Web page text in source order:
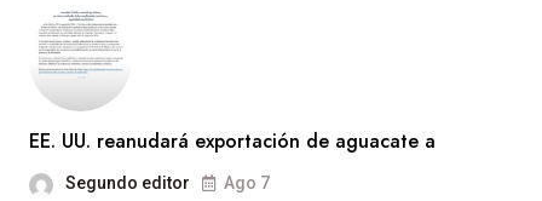
EE. UU. reanudará exportación de aguacate a
Segundo editor Ago 7